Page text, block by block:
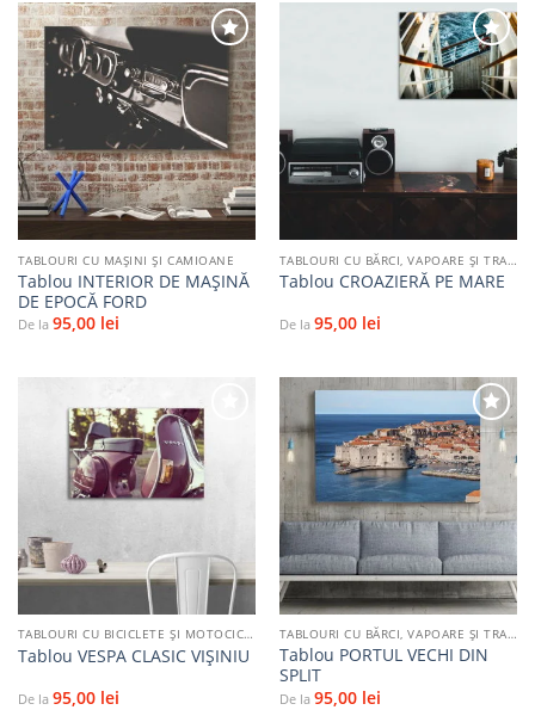
Adaugă
favorite
TABLOURI CU MAŞINI ŞI CAMIOANE
Tablou INTERIOR DE MAȘINĂ
DE EPOCĂ FORD
De la 95,00 lei
Adaugă
TABLOURI CU BĂRCI, VAPOARE ȘI TRANSPORT PE APĂ
Tablou CROAZIERĂ PE MARE
De la 95,00 lei
Adaugă
TABLOURI CU BICICLETE ŞI MOTOCICLETE
Tablou VESPA CLASIC VIȘINIU
De la 95,00 lei
Adaugă
la
favorite
TABLOURI CU BĂRCI, VAPOARE ȘI TRANSPORT PE APĂ
Tablou PORTUL VECHI DIN
SPLIT
De la 95,00 lei